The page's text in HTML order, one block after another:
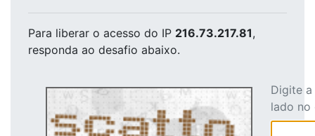
Para liberar o acesso do IP 216.73.217.81,
responda ao desafio abaixo.
Digite
lado no